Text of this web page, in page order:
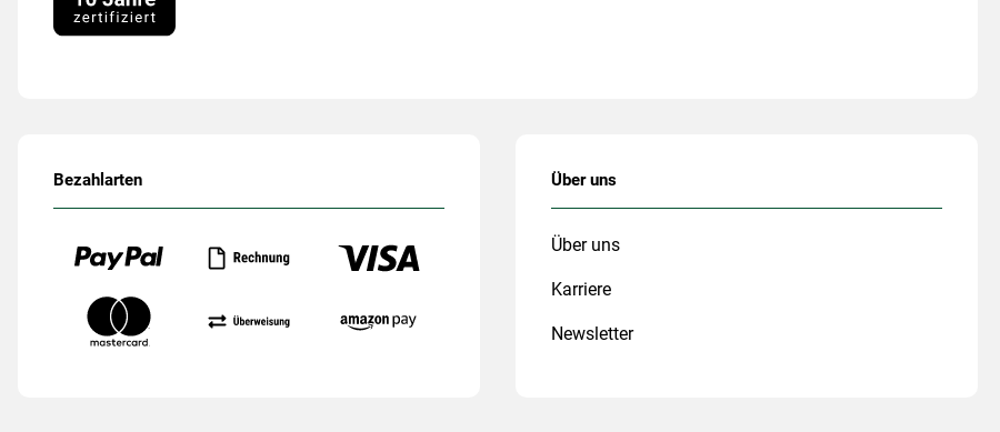
Bezahlarten Über uns
Über uns
Karriere
Newsletter